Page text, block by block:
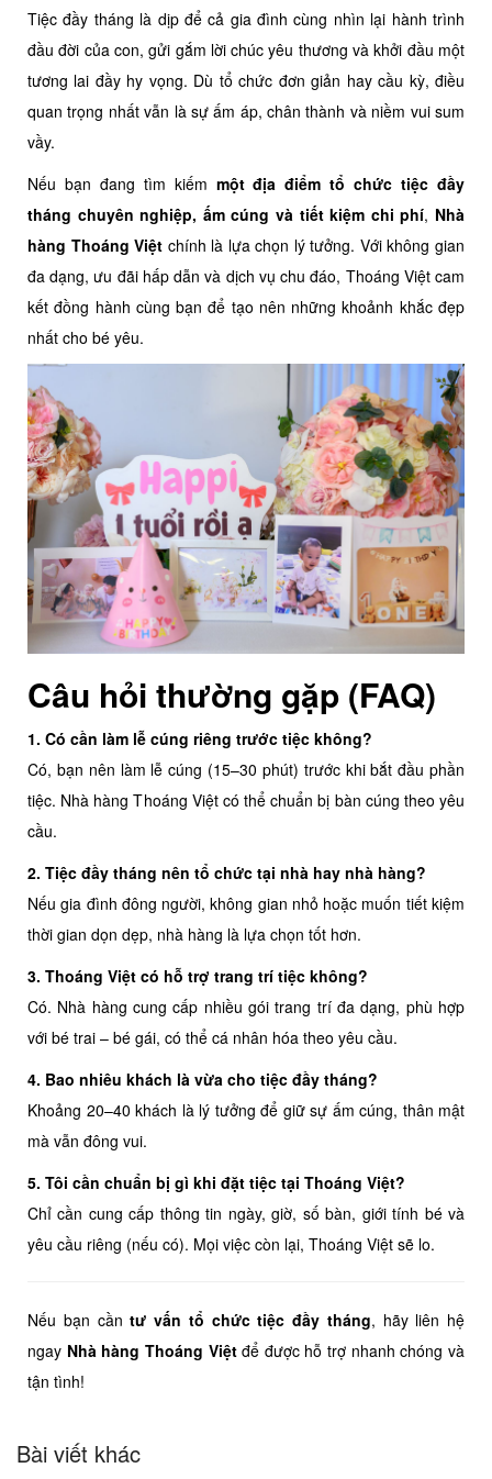
Tiệc đầy tháng là dịp để cả gia đình cùng nhìn lại hành trình
đầu đời của con, gửi gắm lời chúc yêu thương và khởi đầu một
tương lai đầy hy vọng. Dù tổ chức đơn giản hay cầu kỳ, điều
quan trọng nhất vẫn là sự ấm áp, chân thành và niềm vui sum
vầy.
Nếu bạn đang tìm kiếm một địa điểm tổ chức tiệc đầy
tháng chuyên nghiệp, ấm cúng và tiết kiệm chi phí, Nhà
hàng Thoáng Việt chính là lựa chọn lý tưởng. Với không gian
đa dạng, ưu đãi hấp dẫn và dịch vụ chu đáo, Thoáng Việt cam
kết đồng hành cùng bạn để tạo nên những khoảnh khắc đẹp
nhất cho bé yêu.
Câu hỏi thường gặp (FAQ)
1. Có cần làm lễ cúng riêng trước tiệc không?
Có, bạn nên làm lễ cúng (15–30 phút) trước khi bắt đầu phần
tiệc. Nhà hàng Thoáng Việt có thể chuẩn bị bàn cúng theo yêu
cầu.
2. Tiệc đầy tháng nên tổ chức tại nhà hay nhà hàng?
Nếu gia đình đông người, không gian nhỏ hoặc muốn tiết kiệm
thời gian dọn dẹp, nhà hàng là lựa chọn tốt hơn.
3. Thoáng Việt có hỗ trợ trang trí tiệc không?
Có. Nhà hàng cung cấp nhiều gói trang trí đa dạng, phù hợp
với bé trai – bé gái, có thể cá nhân hóa theo yêu cầu.
4. Bao nhiêu khách là vừa cho tiệc đầy tháng?
Khoảng 20–40 khách là lý tưởng để giữ sự ấm cúng, thân mật
mà vẫn đông vui.
5. Tôi cần chuẩn bị gì khi đặt tiệc tại Thoáng Việt?
Chỉ cần cung cấp thông tin ngày, giờ, số bàn, giới tính bé và
yêu cầu riêng (nếu có). Mọi việc còn lại, Thoáng Việt sẽ lo.
Nếu bạn cầntư vấn tổ chức tiệc đầy tháng, hãy liên hệ
ngay Nhà hàng Thoáng Việtđể được hỗ trợ nhanh chóng và
tận tình!
Bài viết khác